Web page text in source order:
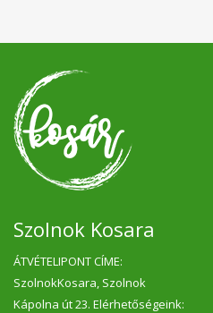
Szolnok Kosara
ÁTVÉTELIPONT CÍME:
SzolnokKosara, Szolnok
Kápolna út 23. Elérhetőségeink: